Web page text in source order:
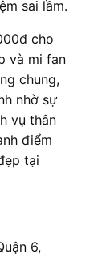
sai lầm.
cho
và mi fan
chung,
nhờ sự
vụ thân
điểm
tại
6,